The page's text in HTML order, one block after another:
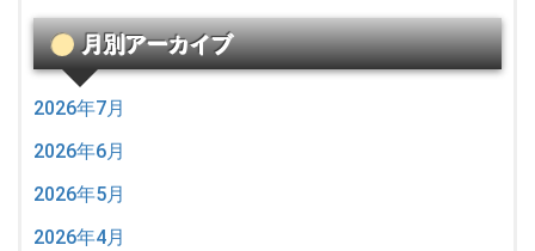
月別アーカイブ
2026年7月
2026年6月
2026年5月
2026年4月